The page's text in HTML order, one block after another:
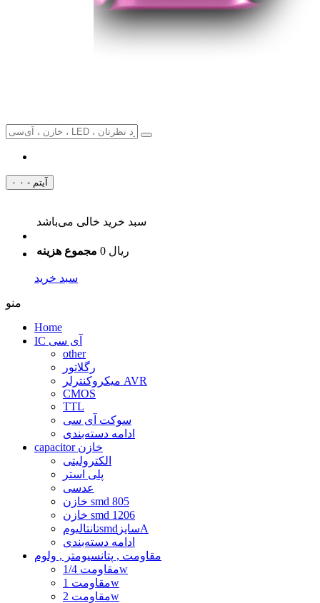
۰ آیتم - ۰
سبد خرید خالی می‌باشد
مجموع هزینه 0 ریال
سبد خرید
منو
Home
IC آی سی
other
رگلاتور
میکروکنترلر AVR
CMOS
TTL
سوکت آی سی
ادامه دسته‌بندی
capacitor خازن
الکترولیتی
پلی استر
عدسی
خازن smd 805
خازن smd 1206
تانتالیومsmdسایزA
ادامه دسته‌بندی
مقاومت , پتانسیومتر , ولوم
مقاومت 1/4w
مقاومت 1w
مقاومت 2w